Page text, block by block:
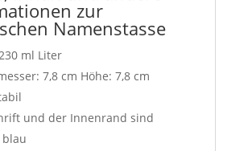
zur
Namenstasse
ml Liter
7,8 cm Höhe: 7,8 cm
und der Innenrand sind